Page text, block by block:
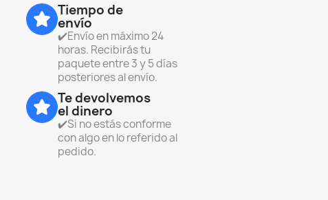
Tiempo de
envío
✔️Envío en máximo 24
horas. Recibirás tu
paquete entre 3 y 5 días
posteriores al envío.
Te devolvemos
el dinero
✔️Si no estás conforme
con algo en lo referido al
pedido.